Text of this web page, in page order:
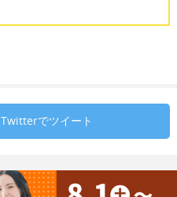
Twitterでツイート